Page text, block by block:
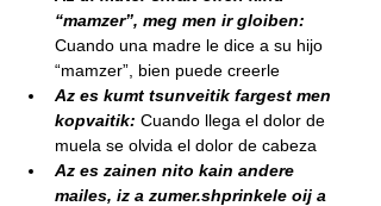
“mamzer”, meg men ir gloiben:
Cuando una madre le dice a su hijo
“mamzer”, bien puede creerle
Az es kumt tsunveitik fargest men
kopvaitik: Cuando llega el dolor de
muela se olvida el dolor de cabeza
Az es zainen nito kain andere
mailes, iz a zumer.shprinkele oij a